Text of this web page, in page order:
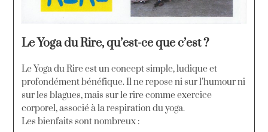
Le Yoga du Rire, qu’est-ce que c’est ?
Le Yoga du Rire est un concept simple, ludique et
profondément bénéfique. Il ne repose ni sur l’humour ni
sur les blagues, mais sur le rire comme exercice
corporel, associé à la respiration du yoga.
Les bienfaits sont nombreux :